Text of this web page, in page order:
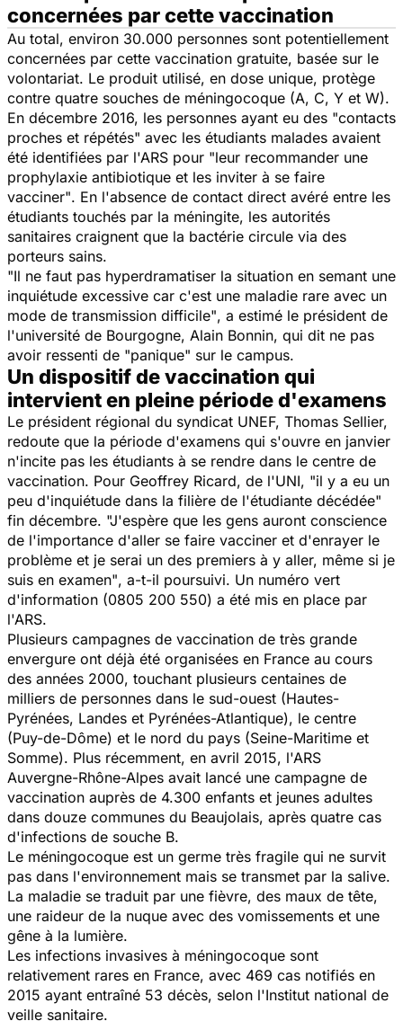
concernées par cette vaccination
Au total, environ 30.000 personnes sont potentiellement
concernées par cette vaccination gratuite, basée sur le
volontariat. Le produit utilisé, en dose unique, protège
contre quatre souches de méningocoque (A, C, Y et W).
En décembre 2016, les personnes ayant eu des "contacts
proches et répétés" avec les étudiants malades avaient
été identifiées par l'ARS pour "leur recommander une
prophylaxie antibiotique et les inviter à se faire
vacciner". En l'absence de contact direct avéré entre les
étudiants touchés par la méningite, les autorités
sanitaires craignent que la bactérie circule via des
porteurs sains.
"Il ne faut pas hyperdramatiser la situation en semant une
inquiétude excessive car c'est une maladie rare avec un
mode de transmission difficile", a estimé le président de
l'université de Bourgogne, Alain Bonnin, qui dit ne pas
avoir ressenti de "panique" sur le campus.
Un dispositif de vaccination qui
intervient en pleine période d'examens
Le président régional du syndicat UNEF, Thomas Sellier,
redoute que la période d'examens qui s'ouvre en janvier
n'incite pas les étudiants à se rendre dans le centre de
vaccination. Pour Geoffrey Ricard, de l'UNI, "il y a eu un
peu d'inquiétude dans la filière de l'étudiante décédée"
fin décembre. "J'espère que les gens auront conscience
de l'importance d'aller se faire vacciner et d'enrayer le
problème et je serai un des premiers à y aller, même si je
suis en examen", a-t-il poursuivi. Un numéro vert
d'information (0805 200 550) a été mis en place par
l'ARS.
Plusieurs campagnes de vaccination de très grande
envergure ont déjà été organisées en France au cours
des années 2000, touchant plusieurs centaines de
milliers de personnes dans le sud-ouest (Hautes-
Pyrénées, Landes et Pyrénées-Atlantique), le centre
(Puy-de-Dôme) et le nord du pays (Seine-Maritime et
Somme). Plus récemment, en avril 2015, l'ARS
Auvergne-Rhône-Alpes avait lancé une campagne de
vaccination auprès de 4.300 enfants et jeunes adultes
dans douze communes du Beaujolais, après quatre cas
d'infections de souche B.
Le méningocoque est un germe très fragile qui ne survit
pas dans l'environnement mais se transmet par la salive.
La maladie se traduit par une fièvre, des maux de tête,
une raideur de la nuque avec des vomissements et une
gêne à la lumière.
Les infections invasives à méningocoque sont
relativement rares en France, avec 469 cas notifiés en
2015 ayant entraîné 53 décès, selon l'Institut national de
veille sanitaire.